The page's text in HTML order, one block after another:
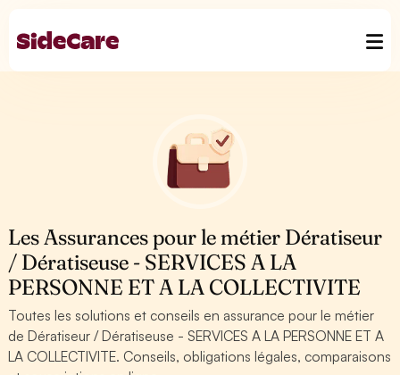
Les Assurances pour le métier Dératiseur
/ Dératiseuse - SERVICES A LA
PERSONNE ET A LA COLLECTIVITE
Toutes les solutions et conseils en assurance pour le métier
de Dératiseur / Dératiseuse - SERVICES A LA PERSONNE ET A
LA COLLECTIVITE. Conseils, obligations légales, comparaisons